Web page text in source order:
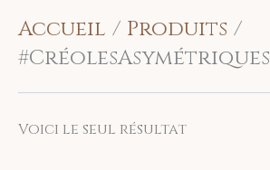
Accueil
Produits
#CréolesAsymétriques
Voici le seul résultat